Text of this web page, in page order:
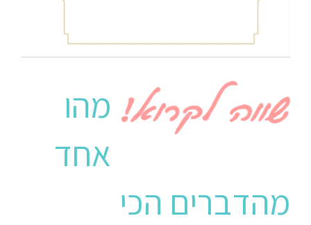
מהו
אחד
מהדברים הכי